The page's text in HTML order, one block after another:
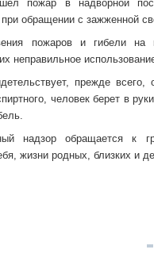
пожар в надворной
обращении с зажженной
пожаров и гибели
неправильное
прежде всего,
человек берет в
надзор обращается к
жизни родных, близких и